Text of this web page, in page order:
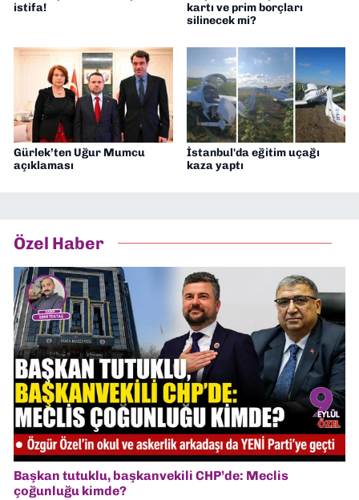
istifa!
kartı ve prim borçları
silinecek mi?
Gürlek’ten Uğur Mumcu
açıklaması
İstanbul'da eğitim uçağı
kaza yaptı
Özel Haber
Başkan tutuklu, başkanvekili CHP’de: Meclis
çoğunluğu kimde?